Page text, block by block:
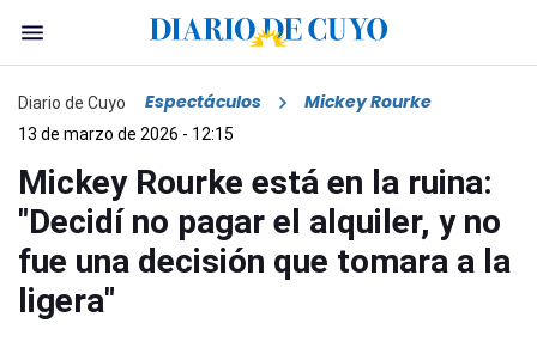
Diario de Cuyo Espectáculos Mickey Rourke
13 de marzo de 2026 - 12:15
Mickey Rourke está en la ruina:
"Decidí no pagar el alquiler, y no
fue una decisión que tomara a la
ligera"